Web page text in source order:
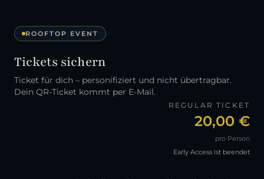
ROOFTOP EVENT
Tickets sichern
Ticket für dich – personifiziert und nicht übertragbar.
Dein QR-Ticket kommt per E-Mail.
REGULAR TICKET
20,00 €
pro Person
Early Access ist beendet